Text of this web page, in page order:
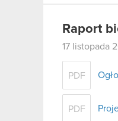
Raport
17 listopada
PDF
PDF